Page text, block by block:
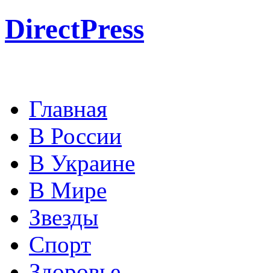
DirectPress
Главная
В России
В Украине
В Мире
Звезды
Спорт